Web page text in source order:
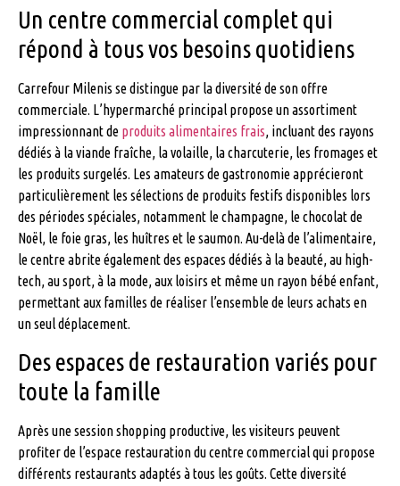
Un centre commercial complet qui
répond à tous vos besoins quotidiens
Carrefour Milenis se distingue par la diversité de son offre
commerciale. L’hypermarché principal propose un assortiment
impressionnant de produits alimentaires frais, incluant des rayons
dédiés à la viande fraîche, la volaille, la charcuterie, les fromages et
les produits surgelés. Les amateurs de gastronomie apprécieront
particulièrement les sélections de produits festifs disponibles lors
des périodes spéciales, notamment le champagne, le chocolat de
Noël, le foie gras, les huîtres et le saumon. Au-delà de l’alimentaire,
le centre abrite également des espaces dédiés à la beauté, au high-
tech, au sport, à la mode, aux loisirs et même un rayon bébé enfant,
permettant aux familles de réaliser l’ensemble de leurs achats en
un seul déplacement.
Des espaces de restauration variés pour
toute la famille
Après une session shopping productive, les visiteurs peuvent
profiter de l’espace restauration du centre commercial qui propose
différents restaurants adaptés à tous les goûts. Cette diversité